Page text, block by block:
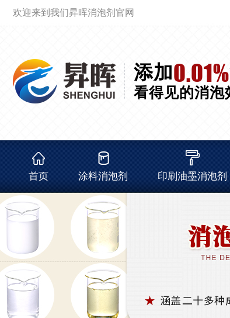
欢迎来到我们昇晖消泡剂官网
添加0.01%
看得见的消泡
首页 涂料消泡剂 印刷油墨消泡剂